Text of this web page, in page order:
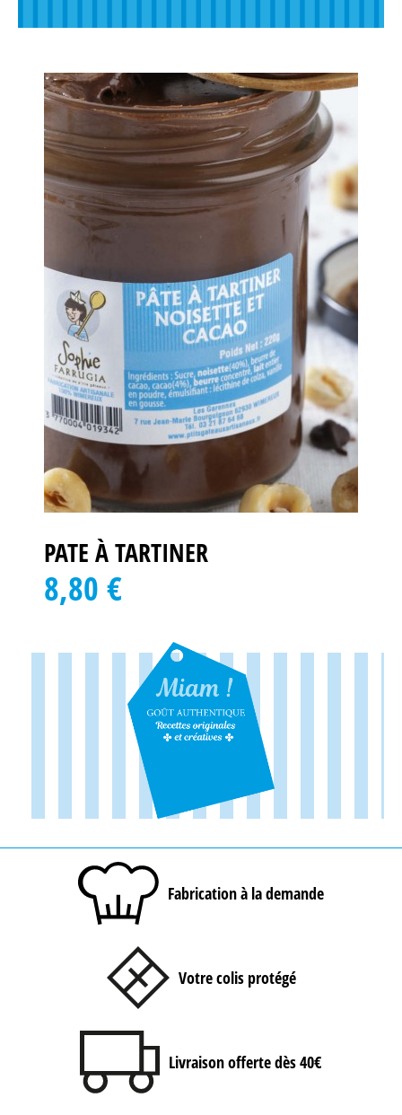
PATE À TARTINER
8,80 €
Fabrication à la demande
Votre colis protégé
Livraison offerte dès 40€